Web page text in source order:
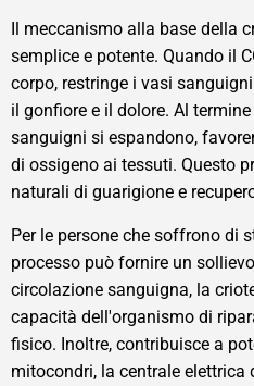
Il meccanismo alla base della
semplice e potente. Quando il
corpo, restringe i vasi
il gonfiore e il dolore. Al
sanguigni si espandono,
di ossigeno ai tessuti. Questo
naturali di guarigione e
Per le persone che soffrono di
processo può fornire un
circolazione sanguigna, la
capacità dell'organismo di
fisico. Inoltre, contribuisce a
mitocondri, la centrale elettrica